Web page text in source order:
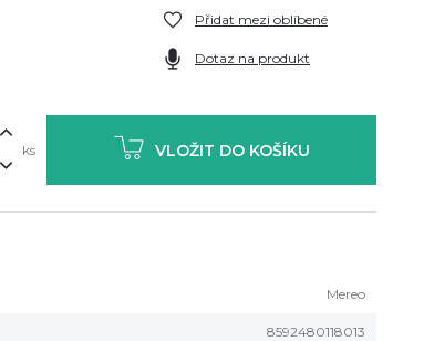
Přidat mezi oblíbené
Dotaz na produkt
ks VLOŽIT DO KOŠÍKU
Mereo
8592480118013